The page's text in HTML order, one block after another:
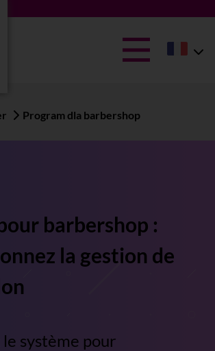
Program dla barbershop
barbershop :
la gestion de
système pour